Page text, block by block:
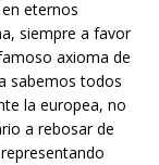
eternos
siempre a favor
axioma de
sabemos todos
la europea, no
a rebosar de